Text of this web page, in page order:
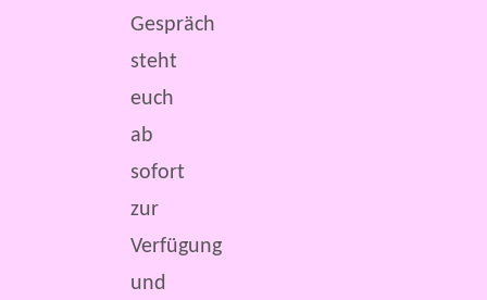
Gespräch
steht
euch
ab
sofort
zur
Verfügung
und